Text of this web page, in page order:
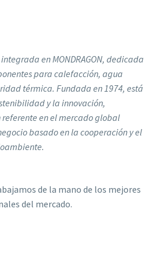
en MONDRAGON, dedicada
para calefacción, agua
térmica. Fundada en 1974, está
y la innovación,
referente en el mercado global
basado en la cooperación y el
de la mano de los mejores
del mercado.